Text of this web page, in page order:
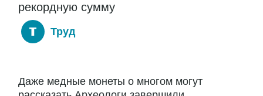
рекордную сумму
Труд
Даже медные монеты о многом могут